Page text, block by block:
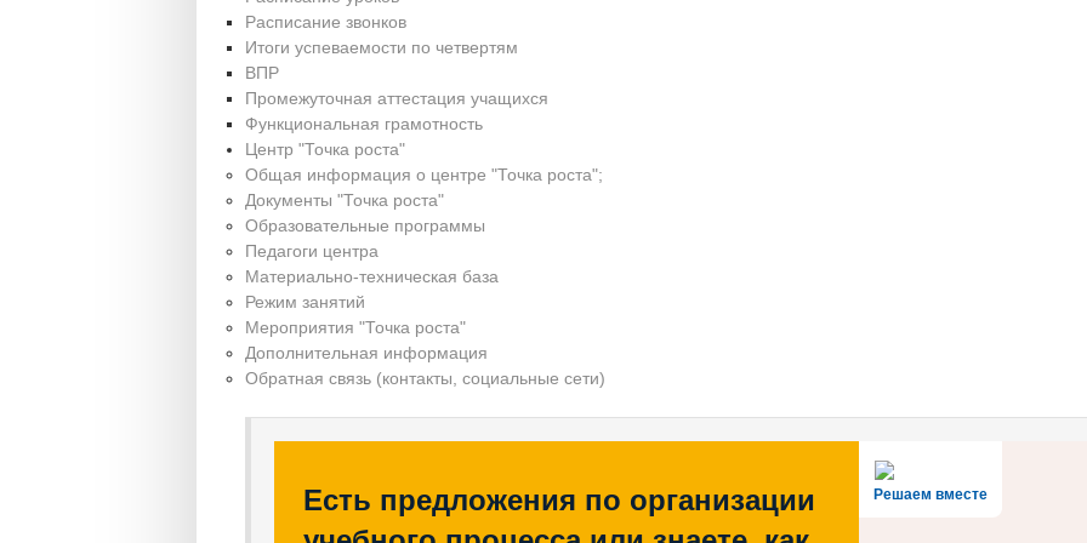
Расписание звонков
Итоги успеваемости по четвертям
ВПР
Промежуточная аттестация учащихся
Функциональная грамотность
Центр "Точка роста"
Общая информация о центре "Точка роста";
Документы "Точка роста"
Образовательные программы
Педагоги центра
Материально-техническая база
Режим занятий
Мероприятия "Точка роста"
Дополнительная информация
Обратная связь (контакты, социальные сети)
Решаем вместе
Есть предложения по организации